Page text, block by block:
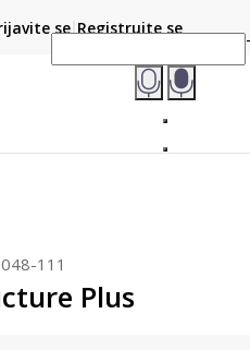
POZOVITE NAS NA : 055/
Pon-Pet od 9h - 16h
se Registrujte se
111
Plus